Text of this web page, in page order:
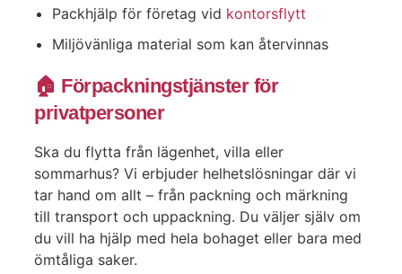
Packhjälp för företag vid kontorsflytt
Miljövänliga material som kan återvinnas
🏠 Förpackningstjänster för
privatpersoner
Ska du flytta från lägenhet, villa eller
sommarhus? Vi erbjuder helhetslösningar där vi
tar hand om allt – från packning och märkning
till transport och uppackning. Du väljer själv om
du vill ha hjälp med hela bohaget eller bara med
ömtåliga saker.